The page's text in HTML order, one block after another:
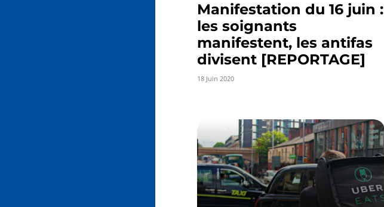
Manifestation du 16 juin :
les soignants
manifestent, les antifas
divisent [REPORTAGE]
18 Juin 2020